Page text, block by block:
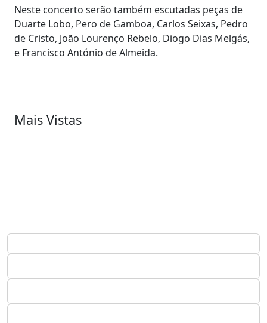
Neste concerto serão também escutadas peças de
Duarte Lobo, Pero de Gamboa, Carlos Seixas, Pedro
de Cristo, João Lourenço Rebelo, Diogo Dias Melgás,
e Francisco António de Almeida.
Mais Vistas